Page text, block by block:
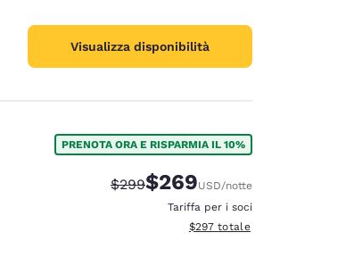
Visualizza disponibilità
PRENOTA ORA E RISPARMIA IL 10%
Tariffa di barratura:
$299Tariffa scontata:
$269USD/notte
Tariffa per i soci
Visualizza i dettagli totali
$297 totale